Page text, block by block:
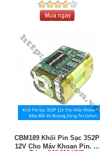
CBM189 Khối Pin Sạc 3S2P
12V Cho Máy Khoan Pin, ...